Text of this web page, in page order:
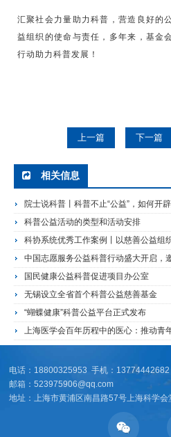
汇聚社会力量助力科普，营造良好的
益组织的使命与责任，多年来，基金
行动助力科普发展！
上一篇 下一篇
相关信息
院士说科普丨科普不止“公益”，如何开
科普公益活动的类型和活动安排
科协系统优秀工作案例丨以慈善公益组
中国志愿服务公益科普行动盛大开启，
国民健康公益科普促进项目办公室
无锡设立全省首个科普公益慈善基金
“蝴蝶健康”科普公益平台正式发布
上海医学会百年历程中的医心：推动青
电话：18800325953 手机：13774442682
邮箱：523975906@qq.com
地址：上海市黄浦区南昌路57号上海科学会